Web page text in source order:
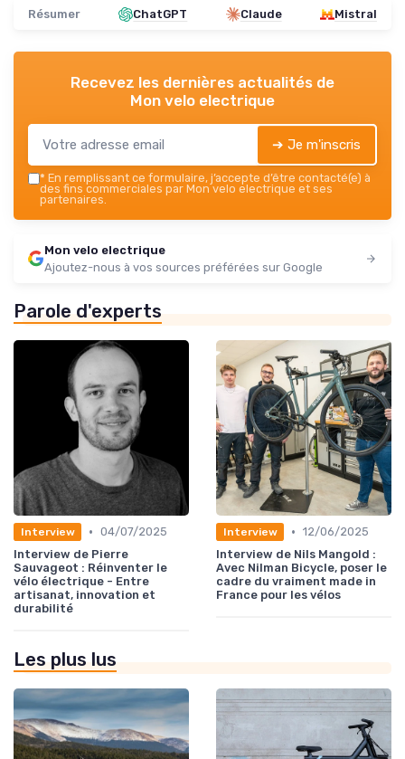
Résumer ChatGPT Claude Mistral
Recevez les dernières actualités de
Mon velo electrique
➔ Je m'inscris
* En remplissant ce formulaire, j’accepte d’être contacté(e) à
des fins commerciales par Mon velo electrique et ses
partenaires.
Mon velo electrique
Ajoutez-nous à vos sources préférées sur Google
Parole d'experts
Interview • 04/07/2025
Interview de Pierre
Sauvageot : Réinventer le
vélo électrique - Entre
artisanat, innovation et
durabilité
Interview • 12/06/2025
Interview de Nils Mangold :
Avec Nilman Bicycle, poser le
cadre du vraiment made in
France pour les vélos
Les plus lus